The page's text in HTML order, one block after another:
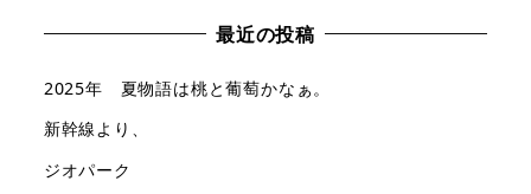
最近の投稿
2025年 夏物語は桃と葡萄かなぁ。
新幹線より、
ジオパーク